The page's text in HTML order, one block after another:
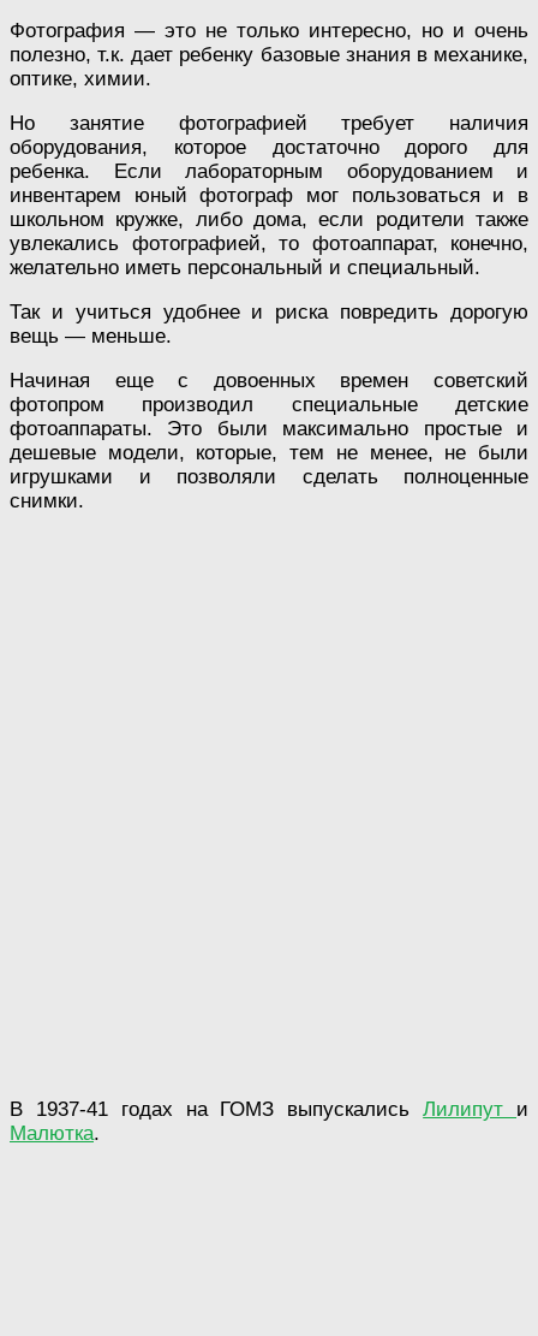
Фотография — это не только интересно, но и очень
полезно, т.к. дает ребенку базовые знания в механике,
оптике, химии.
Но занятие фотографией требует наличия
оборудования, которое достаточно дорого для
ребенка. Если лабораторным оборудованием и
инвентарем юный фотограф мог пользоваться и в
школьном кружке, либо дома, если родители также
увлекались фотографией, то фотоаппарат, конечно,
желательно иметь персональный и специальный.
Так и учиться удобнее и риска повредить дорогую
вещь — меньше.
Начиная еще с довоенных времен советский
фотопром производил специальные детские
фотоаппараты. Это были максимально простые и
дешевые модели, которые, тем не менее, не были
игрушками и позволяли сделать полноценные
снимки.
В 1937-41 годах на ГОМЗ выпускалисьЛилипут и
Малютка.